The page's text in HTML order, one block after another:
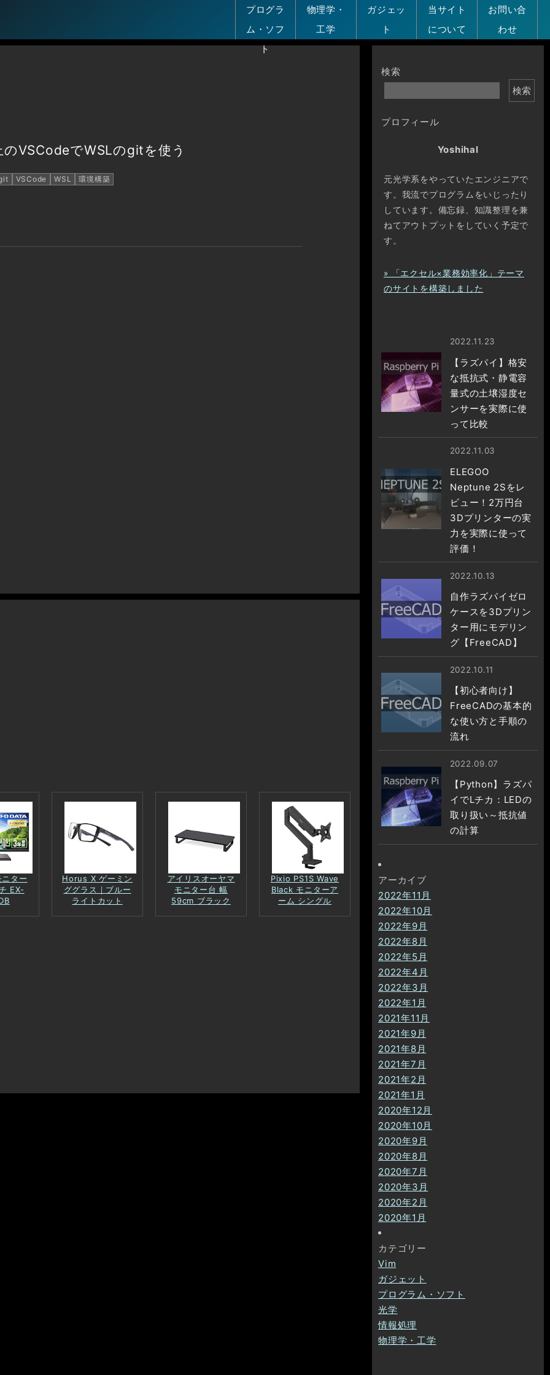
プログラ
ム・ソフ
ト
物理学・
工学
ガジェッ
ト
当サイト
について
お問い合
わせ
VSCodeでWSLのgitを使う
VSCode WSL 環境構築
ター
EX-
Horus X ゲーミン
ググラス｜ブルー
ライトカット
アイリスオーヤマ
モニター台 幅
59cm ブラック
Pixio PS1S Wave
Black モニターア
ーム シングル
検索
検索
プロフィール
Yoshihal
元光学系をやっていたエンジニアで
す。我流でプログラムをいじったり
しています。備忘録、知識整理を兼
ねてアウトプットをしていく予定で
す。
» 「エクセル×業務効率化」テーマ
のサイトを構築しました
2022.11.23
【ラズパイ】格安
な抵抗式・静電容
量式の土壌湿度セ
ンサーを実際に使
って比較
2022.11.03
ELEGOO
Neptune 2Sをレ
ビュー！2万円台
3Dプリンターの実
力を実際に使って
評価！
2022.10.13
自作ラズパイゼロ
ケースを3Dプリン
ター用にモデリン
グ【FreeCAD】
2022.10.11
【初心者向け】
FreeCADの基本的
な使い方と手順の
流れ
2022.09.07
【Python】ラズパ
イでLチカ：LEDの
取り扱い～抵抗値
の計算
アーカイブ
2022年11月
2022年10月
2022年9月
2022年8月
2022年5月
2022年4月
2022年3月
2022年1月
2021年11月
2021年9月
2021年8月
2021年7月
2021年2月
2021年1月
2020年12月
2020年10月
2020年9月
2020年8月
2020年7月
2020年3月
2020年2月
2020年1月
カテゴリー
Vim
ガジェット
プログラム・ソフト
光学
情報処理
物理学・工学